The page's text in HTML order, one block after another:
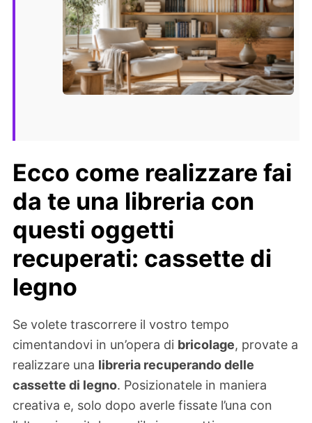
Ecco come realizzare fai
da te una libreria con
questi oggetti
recuperati: cassette di
legno
Se volete trascorrere il vostro tempo
cimentandovi in un’opera di bricolage, provate a
realizzare una libreria recuperando delle
cassette di legno. Posizionatele in maniera
creativa e, solo dopo averle fissate l’una con